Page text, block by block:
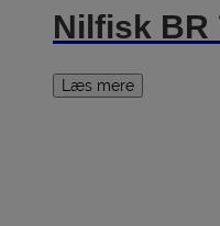
Nilfisk BR
Læs mere